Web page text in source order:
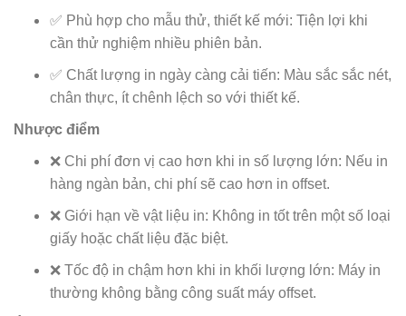
✅ Phù hợp cho mẫu thử, thiết kế mới: Tiện lợi khi
cần thử nghiệm nhiều phiên bản.
✅ Chất lượng in ngày càng cải tiến: Màu sắc sắc nét,
chân thực, ít chênh lệch so với thiết kế.
Nhược điểm
❌ Chi phí đơn vị cao hơn khi in số lượng lớn: Nếu in
hàng ngàn bản, chi phí sẽ cao hơn in offset.
❌ Giới hạn về vật liệu in: Không in tốt trên một số loại
giấy hoặc chất liệu đặc biệt.
❌ Tốc độ in chậm hơn khi in khối lượng lớn: Máy in
thường không bằng công suất máy offset.